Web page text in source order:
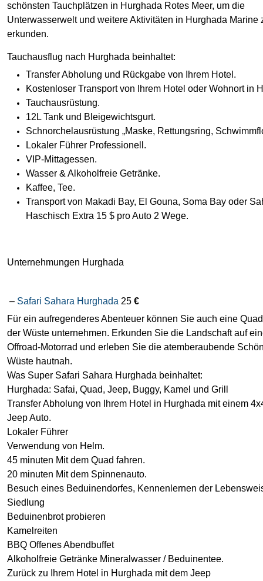
schönsten Tauchplätzen in Hurghada Rotes Meer, um die
Unterwasserwelt und weitere Aktivitäten in Hurghada Marine
erkunden.
Tauchausflug nach Hurghada beinhaltet:
Transfer Abholung und Rückgabe von Ihrem Hotel.
Kostenloser Transport von Ihrem Hotel oder Wohnort in
Tauchausrüstung.
12L Tank und Bleigewichtsgurt.
Schnorchelausrüstung „Maske, Rettungsring,
Lokaler Führer Professionell.
VIP-Mittagessen.
Wasser & Alkoholfreie Getränke.
Kaffee, Tee.
Transport von Makadi Bay, El Gouna, Soma Bay oder
Haschisch Extra 15 $ pro Auto 2 Wege.
Unternehmungen Hurghada
– Safari Sahara Hurghada 25 €
Für ein aufregenderes Abenteuer können Sie auch eine
der Wüste unternehmen. Erkunden Sie die Landschaft auf
Offroad-Motorrad und erleben Sie die atemberaubende
Wüste hautnah.
Was Super Safari Sahara Hurghada beinhaltet:
Hurghada: Safai, Quad, Jeep, Buggy, Kamel und Grill
Transfer Abholung von Ihrem Hotel in Hurghada mit einem
Jeep Auto.
Lokaler Führer
Verwendung von Helm.
45 minuten Mit dem Quad fahren.
20 minuten Mit dem Spinnenauto.
Besuch eines Beduinendorfes, Kennenlernen der
Siedlung
Beduinenbrot probieren
Kamelreiten
BBQ Offenes Abendbuffet
Alkoholfreie Getränke Mineralwasser / Beduinentee.
Zurück zu Ihrem Hotel in Hurghada mit dem Jeep